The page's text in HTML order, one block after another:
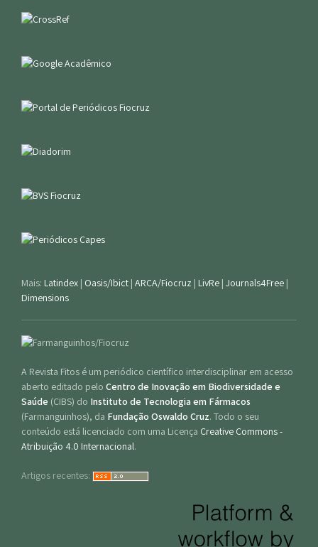
Mais: Latindex | Oasis/Ibict | ARCA/Fiocruz | LivRe | Journals4Free |
Dimensions
A Revista Fitos é um periódico científico interdisciplinar em acesso
aberto editado pelo Centro de Inovação em Biodiversidade e
Saúde (CIBS) do Instituto de Tecnologia em Fármacos
(Farmanguinhos), da Fundação Oswaldo Cruz. Todo o seu
conteúdo está licenciado com uma Licença Creative Commons -
Atribuição 4.0 Internacional.
Artigos recentes: